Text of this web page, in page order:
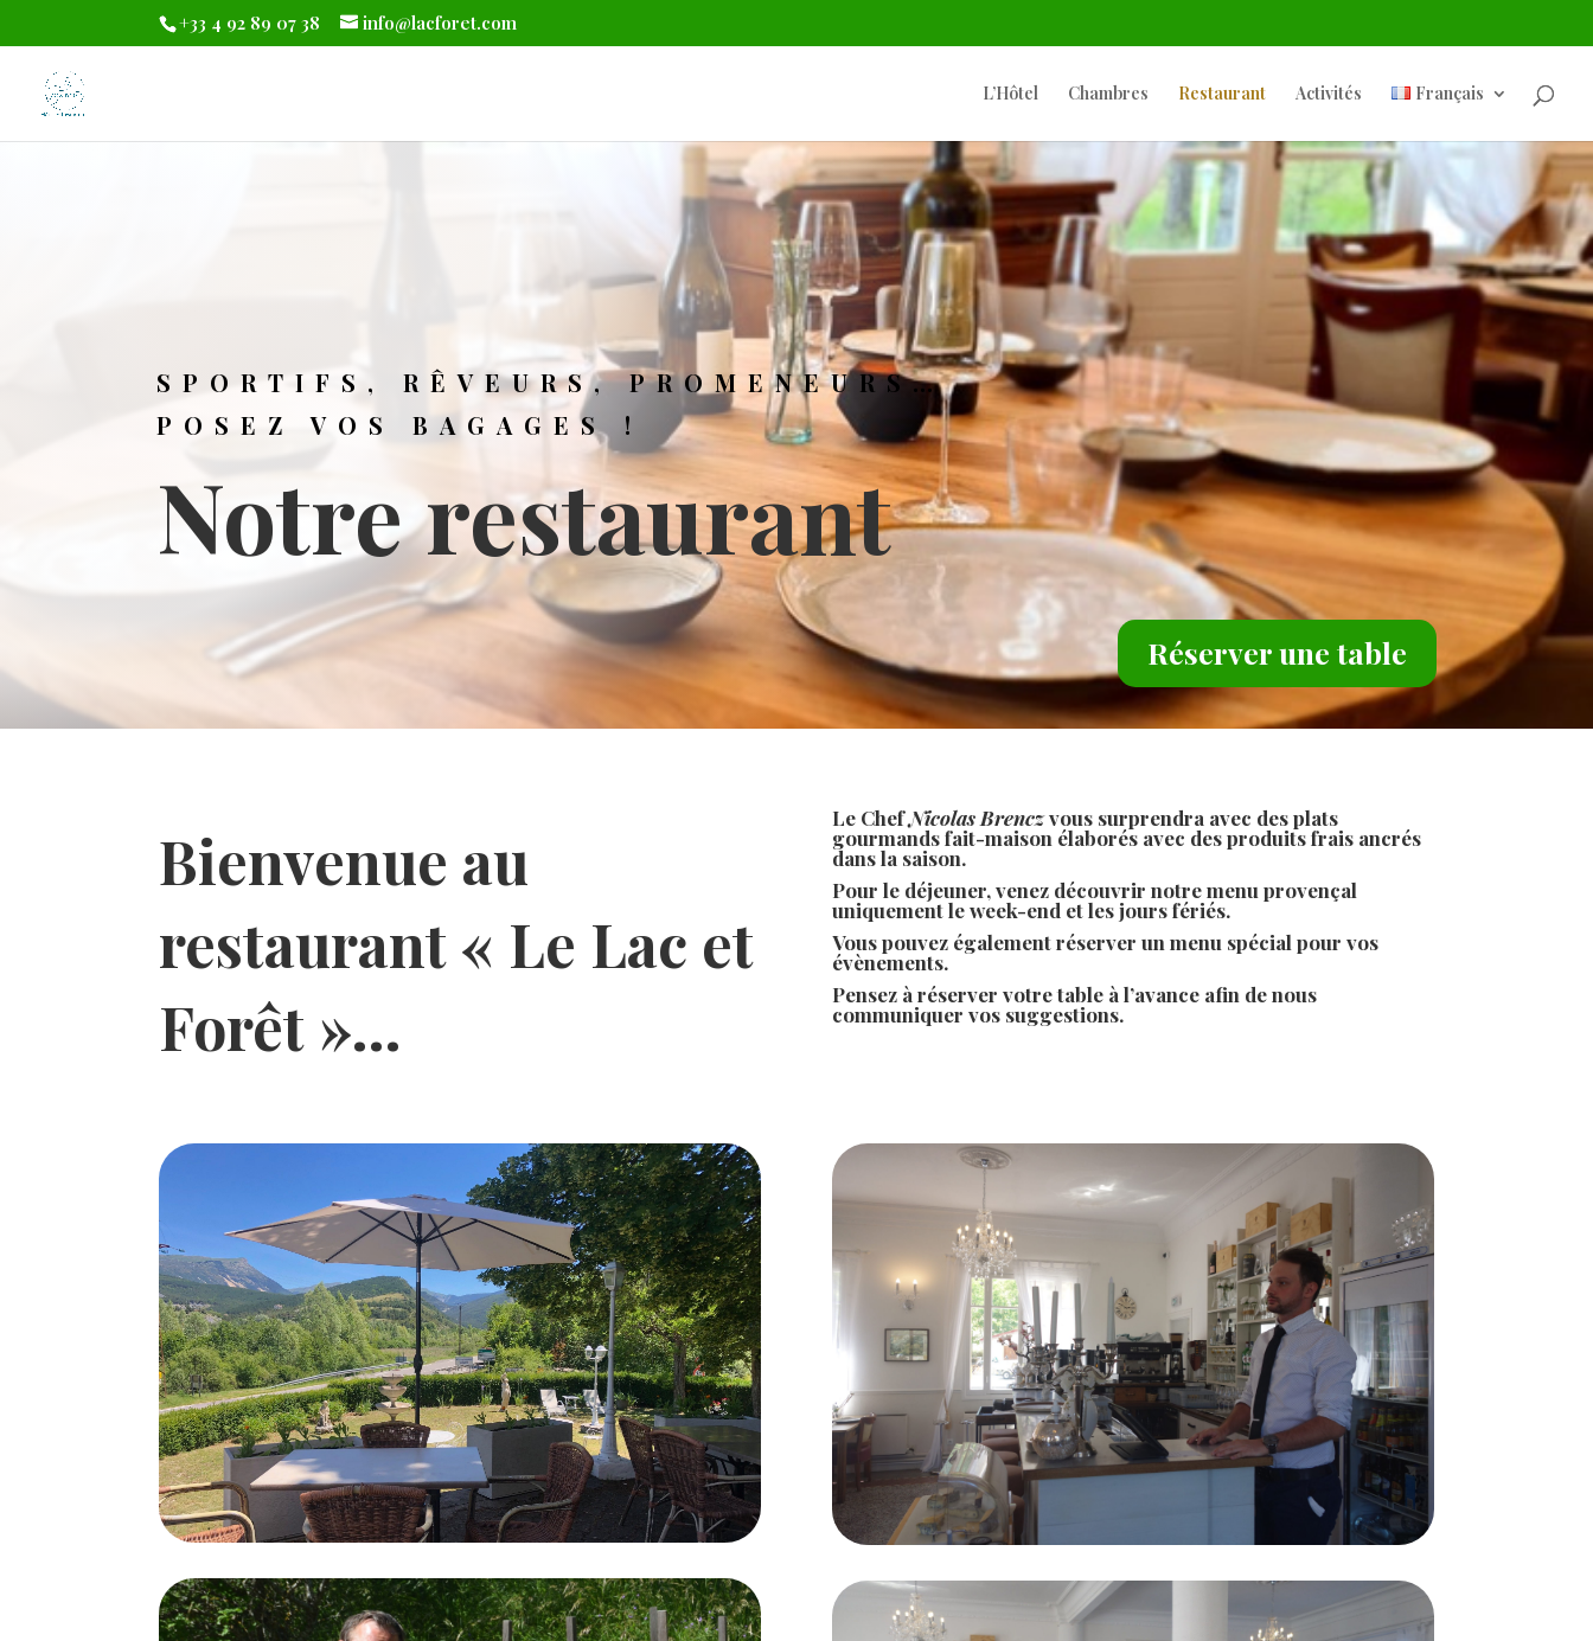
+33 4 92 89 07 38 info@lacforet.com
L’Hôtel Chambres Restaurant Activités Français
SPORTIFS, RÊVEURS, PROMENEURS…
POSEZ VOS BAGAGES !
Notre restaurant
Réserver une table
Bienvenue au
restaurant « Le Lac et
Forêt »…
Le ChefNicolas Brenczvous surprendra avec des plats
gourmands fait-maison élaborés avec des produits frais ancrés
dans la saison.
Pour le déjeuner, venez découvrir notre menu provençal
uniquement le week-end et les jours fériés.
Vous pouvez également réserver un menu spécial pour vos
évènements.
Pensez à réserver votre table à l’avance afin de nous
communiquer vos suggestions.